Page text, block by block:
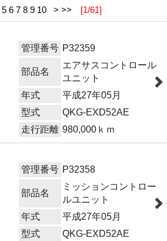
5 6 7 8 9 10 > >> [1/61]
管理番号 P32359
部品名
エアサスコントロール
ユニット
年式
平成27年05月
型式
QKG-EXD52AE
走行距離 980,000ｋｍ
管理番号 P32358
部品名
ミッションコントロー
ルユニット
年式
平成27年05月
型式
QKG-EXD52AE